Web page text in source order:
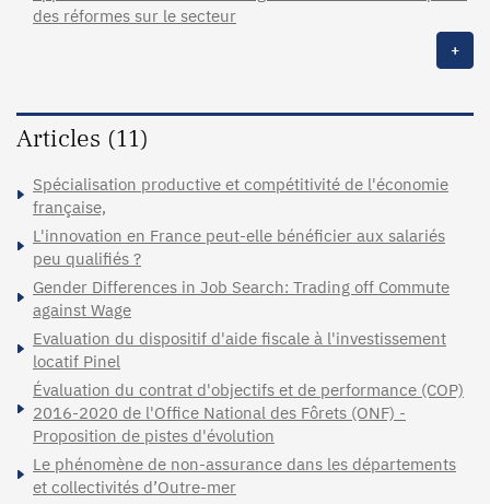
des réformes sur le secteur
+
Articles (11)
Spécialisation productive et compétitivité de l'économie
française,
L'innovation en France peut-elle bénéficier aux salariés
peu qualifiés ?
Gender Differences in Job Search: Trading off Commute
against Wage
Evaluation du dispositif d'aide fiscale à l'investissement
locatif Pinel
Évaluation du contrat d'objectifs et de performance (COP)
2016-2020 de l'Office National des Fôrets (ONF) -
Proposition de pistes d'évolution
Le phénomène de non-assurance dans les départements
et collectivités d’Outre-mer